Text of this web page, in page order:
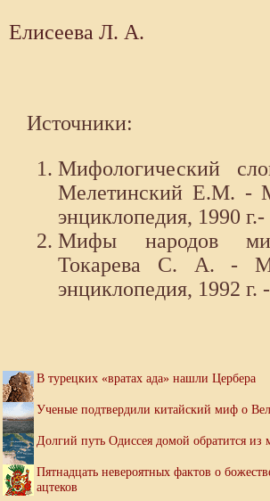
Елисеева Л. А.
Источники:
Мифологический
Мелетинский Е.М. -
энциклопедия, 1990 г.-
Мифы народов
Токарева С. А. -
энциклопедия, 1992 г.
В турецких «вратах ада» нашли Цербера
Ученые подтвердили китайский миф о
Долгий путь Одиссея домой обратится из
Пятнадцать невероятных фактов о
ацтеков